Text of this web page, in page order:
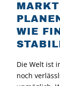
WIE
Die Welt ist
noch